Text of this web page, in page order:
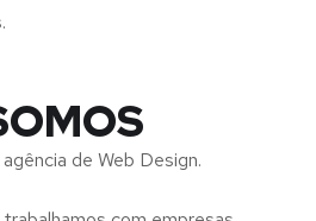
de Web Design.